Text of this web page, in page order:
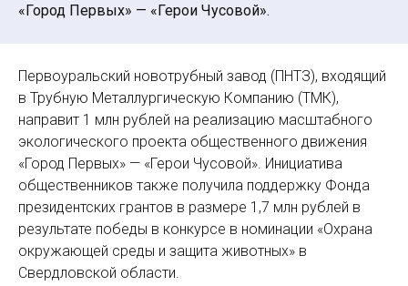
«Город Первых» — «Герои Чусовой».
Первоуральский новотрубный завод (ПНТЗ), входящий
в Трубную Металлургическую Компанию (ТМК),
направит 1 млн рублей на реализацию масштабного
экологического проекта общественного движения
«Город Первых» — «Герои Чусовой». Инициатива
общественников также получила поддержку Фонда
президентских грантов в размере 1,7 млн рублей в
результате победы в конкурсе в номинации «Охрана
окружающей среды и защита животных» в
Свердловской области.